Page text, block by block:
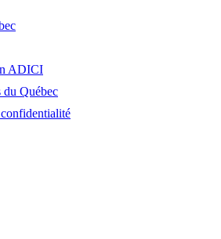
ADICI
du Québec